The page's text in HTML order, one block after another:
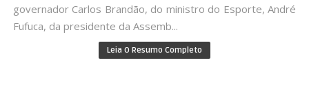
governador Carlos Brandão, do ministro do Esporte, André
Fufuca, da presidente da Assemb...
Leia O Resumo Completo